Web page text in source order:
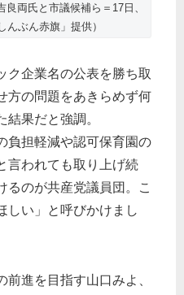
両氏と市議候補ら＝17日、
ぶん赤旗」提供）
ク企業名の公表を勝ち取
方の問題をあきらめず何
結果だと強調。
負担軽減や認可保育園の
言われても取り上げ続
るのが共産党議員団。こ
しい」と呼びかけまし
進を目指す山口みよ、